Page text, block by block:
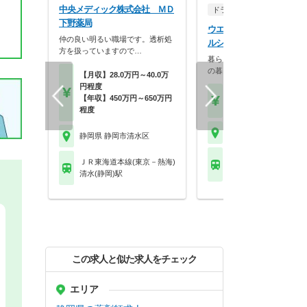
中央メディック株式会社 ＭＤ
下野薬局
仲の良い明るい職場です。透析処
方を扱っていますので…
【月収】28.0万円～40.0万
円程度
【年収】450万円～650万円
程度
静岡県 静岡市清水区
ＪＲ東海道本線(東京－熱海)
清水(静岡)駅
ドラッグストア（OTCのみ
ウエルシア薬局株式会社
ルシア清水草薙店
暮らしを支える仕事だから、
の暮らしも大切に。業…
この求人と似た求人をチェック
エリア